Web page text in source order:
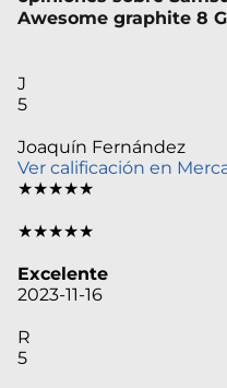
Awesome graphite 8
J
5
Joaquín Fernández
Ver calificación en
★★★★★
★★★★★
Excelente
2023-11-16
R
5